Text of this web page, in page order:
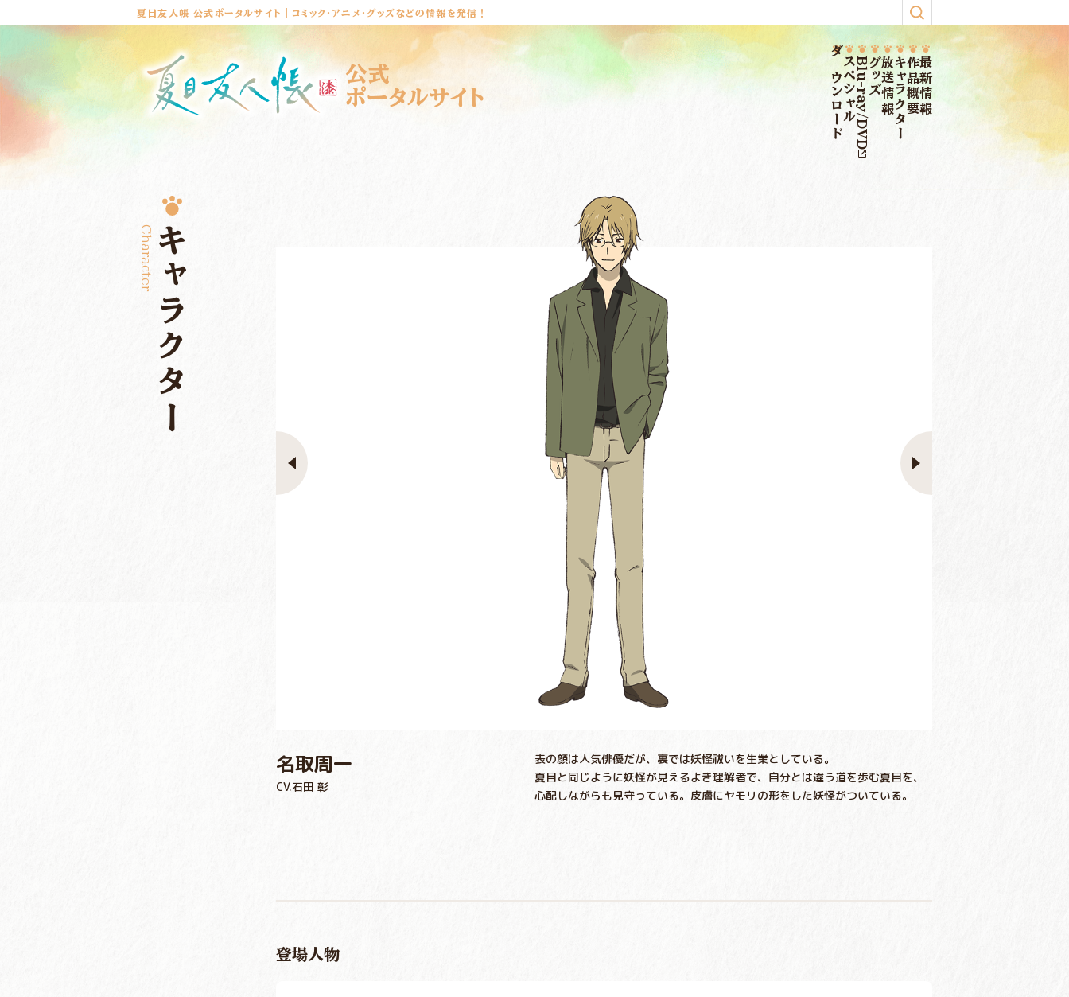
夏目友人帳 公式ポータルサイト｜コミック・アニメ・グッズなどの情報を発信！
公式
ポータルサイト
ダウンロードスペシャルBlu-ray/DVDグッズ放送情報キャラクター作品概要最新情報
Characterキャラクター
名取周一
CV.石田 彰
表の顔は人気俳優だが、裏では妖怪祓いを生業としている。
夏目と同じように妖怪が見えるよき理解者で、自分とは違う道を歩む夏目を、
心配しながらも見守っている。皮膚にヤモリの形をした妖怪がついている。
登場人物